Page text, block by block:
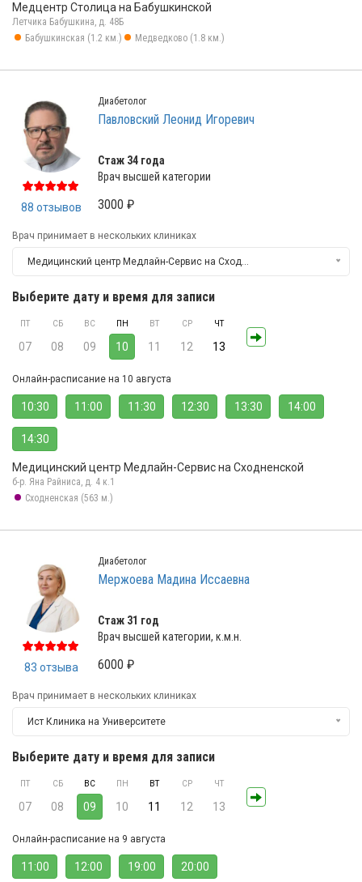
Медцентр Столица на Бабушкинской
Летчика Бабушкина, д. 48Б
Бабушкинская (1.2 км.)
Медведково (1.8 км.)
88 отзывов
Диабетолог
Павловский Леонид Игоревич
Стаж 34 года
Врач высшей категории
3000 ₽
Врач принимает в нескольких клиниках
Медицинский центр Медлайн-Сервис на Сходненской
Выберите дату и время для записи
ПТ
07
СБ
08
ВС
09
ПН
10
ВТ
11
СР
12
ЧТ
13
Онлайн-расписание на 10 августа
10:30 11:00 11:30 12:30 13:30 14:00
14:30
Медицинский центр Медлайн-Сервис на Сходненской
б-р. Яна Райниса, д. 4 к.1
Сходненская (563 м.)
83 отзыва
Диабетолог
Мержоева Мадина Иссаевна
Стаж 31 год
Врач высшей категории, к.м.н.
6000 ₽
Врач принимает в нескольких клиниках
Ист Клиника на Университете
Выберите дату и время для записи
ПТ
07
СБ
08
ВС
09
ПН
10
ВТ
11
СР
12
ЧТ
13
Онлайн-расписание на 9 августа
11:00 12:00 19:00 20:00